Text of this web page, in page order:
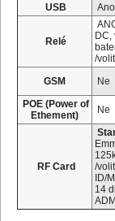
USB
Ano
Relé
DC,
/
GSM Ne
POE (Power of
Ethement)
Ne
RF Card
/
ID/
14